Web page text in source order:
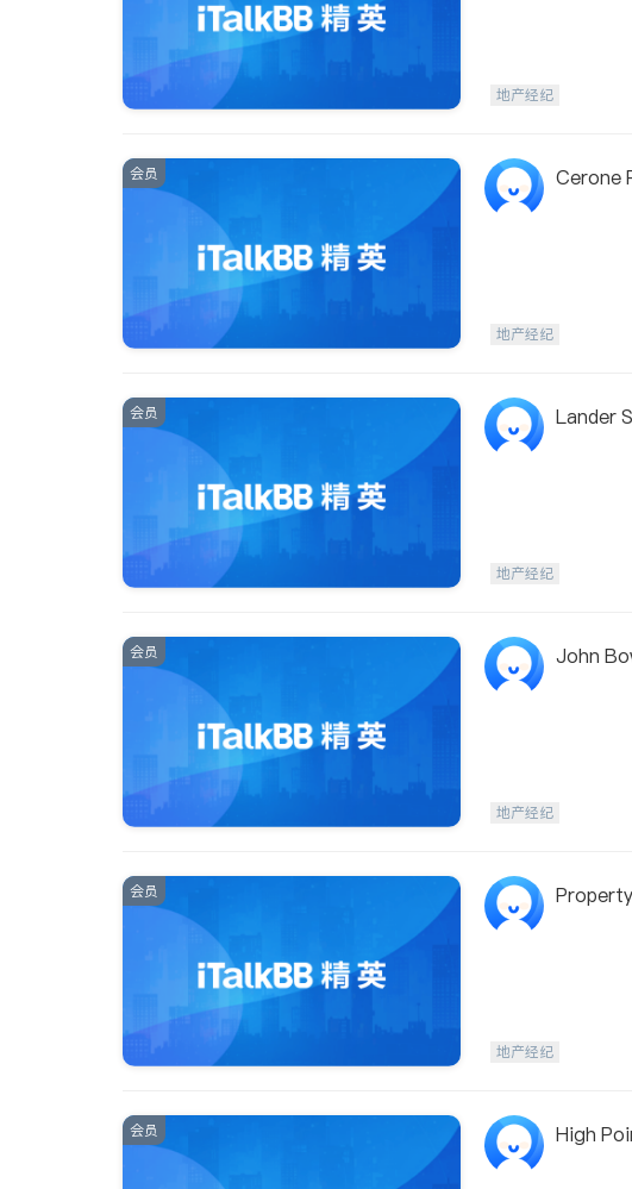
地产经纪
会员 Cerone
地产经纪
会员 Lander
地产经纪
会员 John
地产经纪
会员
地产经纪
会员 High